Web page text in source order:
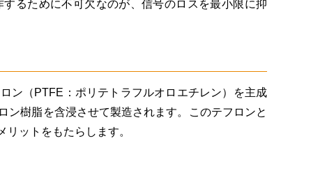
るために不可欠なのが、信号のロスを最小限に抑
ン（PTFE：ポリテトラフルオロエチレン）を主成
樹脂を含浸させて製造されます。このテフロンと
ットをもたらします。